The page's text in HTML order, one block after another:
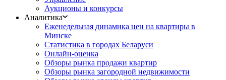
Аукционы и конкурсы
Аналитика
Еженедельная динамика цен на квартиры в
Минске
Статистика в городах Беларуси
Онлайн-оценка
Обзоры рынка продажи квартир
Обзоры рынка загородной недвижимости